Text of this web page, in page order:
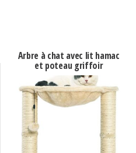
Arbre à chat avec lit hamac
et poteau griffoir